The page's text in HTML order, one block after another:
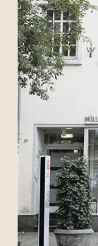
Archiv 2015
Archiv 2014
Archiv 2013
Archiv 2011
Archiv 2010
Archiv 2009